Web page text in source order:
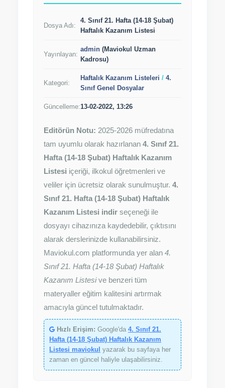
Dosya Adı:
4. Sınıf 21. Hafta (14-18 Şubat)
Haftalık Kazanım Listesi
Yayınlayan:
admin (Maviokul Uzman
Kadrosu)
Kategori:
Haftalık Kazanım Listeleri / 4.
Sınıf Genel Dosyalar
Güncelleme:13-02-2022, 13:26
Editörün Notu: 2025-2026 müfredatına
tam uyumlu olarak hazırlanan 4. Sınıf 21.
Hafta (14-18 Şubat) Haftalık Kazanım
Listesi içeriği, ilkokul öğretmenleri ve
veliler için ücretsiz olarak sunulmuştur. 4.
Sınıf 21. Hafta (14-18 Şubat) Haftalık
Kazanım Listesi indir seçeneği ile
dosyayı cihazınıza kaydedebilir, çıktısını
alarak derslerinizde kullanabilirsiniz.
Maviokul.com platformunda yer alan 4.
Sınıf 21. Hafta (14-18 Şubat) Haftalık
Kazanım Listesive benzeri tüm
materyaller eğitim kalitesini artırmak
amacıyla güncel tutulmaktadır.
Hızlı Erişim: Google'da 4. Sınıf 21.
Hafta (14-18 Şubat) Haftalık Kazanım
Listesi maviokul yazarak bu sayfaya her
zaman en güncel haliyle ulaşabilirsiniz.